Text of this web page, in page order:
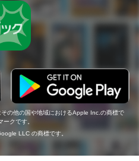
の他の国や地域におけるApple Inc.の商標で
クです。
LLC の商標です。